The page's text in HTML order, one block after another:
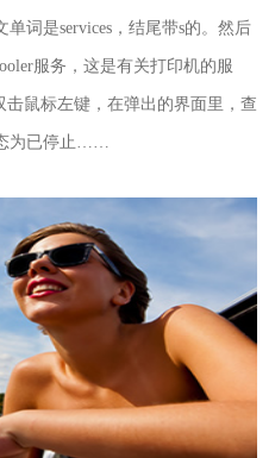
单词是services，结尾带s的。然后
服务，这是有关打印机的服
鼠标左键，在弹出的界面里，查
为已停止……